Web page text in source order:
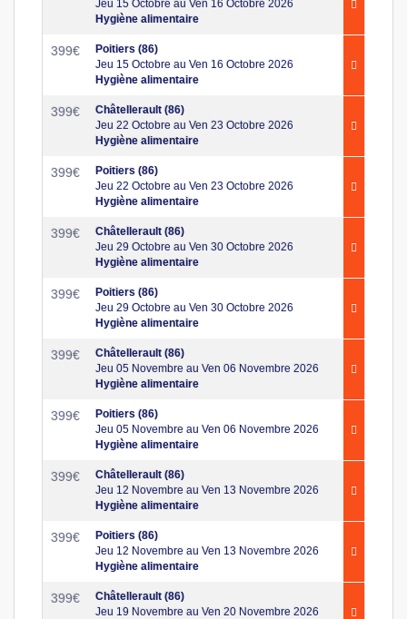
Jeu 15 Octobre au Ven 16 Octobre 2026
Hygiène alimentaire
399€
Poitiers (86)
Jeu 15 Octobre au Ven 16 Octobre 2026
Hygiène alimentaire
399€
Châtellerault (86)
Jeu 22 Octobre au Ven 23 Octobre 2026
Hygiène alimentaire
399€
Poitiers (86)
Jeu 22 Octobre au Ven 23 Octobre 2026
Hygiène alimentaire
399€
Châtellerault (86)
Jeu 29 Octobre au Ven 30 Octobre 2026
Hygiène alimentaire
399€
Poitiers (86)
Jeu 29 Octobre au Ven 30 Octobre 2026
Hygiène alimentaire
399€
Châtellerault (86)
Jeu 05 Novembre au Ven 06 Novembre 2026
Hygiène alimentaire
399€
Poitiers (86)
Jeu 05 Novembre au Ven 06 Novembre 2026
Hygiène alimentaire
399€
Châtellerault (86)
Jeu 12 Novembre au Ven 13 Novembre 2026
Hygiène alimentaire
399€
Poitiers (86)
Jeu 12 Novembre au Ven 13 Novembre 2026
Hygiène alimentaire
399€
Châtellerault (86)
Jeu 19 Novembre au Ven 20 Novembre 2026